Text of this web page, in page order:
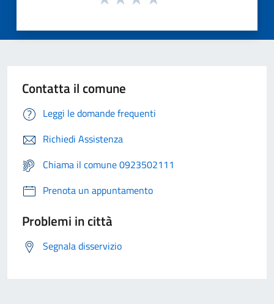
Contatta il comune
Leggi le domande frequenti
Richiedi Assistenza
Chiama il comune 0923502111
Prenota un appuntamento
Problemi in città
Segnala disservizio